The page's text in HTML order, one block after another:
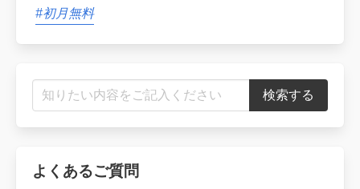
#初月無料
よくあるご質問